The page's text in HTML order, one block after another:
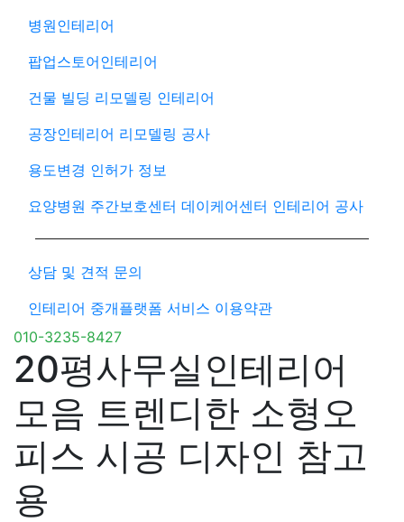
병원인테리어
팝업스토어인테리어
건물 빌딩 리모델링 인테리어
공장인테리어 리모델링 공사
용도변경 인허가 정보
요양병원 주간보호센터 데이케어센터 인테리어 공사
상담 및 견적 문의
인테리어 중개플랫폼 서비스 이용약관
010-3235-8427
20평사무실인테리어
모음 트렌디한 소형오
피스 시공 디자인 참고
용